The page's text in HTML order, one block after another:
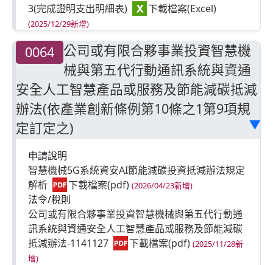
3(完成證明支出明細表)
(2025/12/29新增)
高風險新創事業公司投資計畫延長或變更申請書
(2025/12/29新增)
高風險新創事業公司投資計畫延長或變更申請書
(2025/12/29新增)
高風險新創事業公司投資計畫延長或變更申請書附
件(投資計畫延長或變更說明)
(2025/12/29新增)
高風險新創事業公司投資計畫延長或變更申請書附
件(投資計畫延長或變更說明)
(2025/12/29新增)
0064 公司或有限合夥事業投資智慧機
械與第五代行動通訊系統與資通
安全人工智慧產品或服務及節能減碳抵減
辦法(依產業創新條例第10條之1第9項規
定訂定之)
▶
申請說明
智慧機械5G系統資安AI節能減碳投資抵減辦法規定
解析
(2026/04/23新增)
法令/稅則
公司或有限合夥事業投資智慧機械與第五代行動通
訊系統與資通安全人工智慧產品或服務及節能減碳
抵減辦法-1141127
(2025/11/28新
增)